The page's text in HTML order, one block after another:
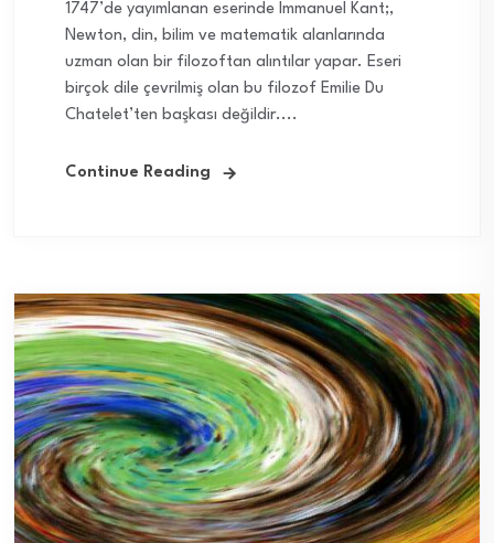
1747’de yayımlanan eserinde Immanuel Kant;,
Newton, din, bilim ve matematik alanlarında
uzman olan bir filozoftan alıntılar yapar. Eseri
birçok dile çevrilmiş olan bu filozof Emilie Du
Chatelet’ten başkası değildir....
Continue Reading